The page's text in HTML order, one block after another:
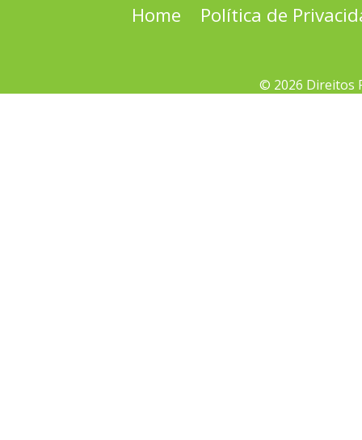
Home Política de
© 2026 Direitos